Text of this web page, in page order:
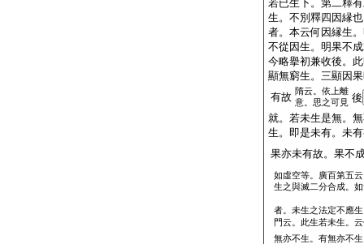
若已生下。第二釋
生。不別釋四因縁
者。本云何因縁生
不從因生。明果不
今略擧初兼收後。
顯無窮生。三顯因
有故 隋云。依上離
意。思之可見 後
就。若未生是無。
生。即是未有。未
果亦未有故。果不
如虛空等。廣百第五
生之與滅二分合成。
者。未生之法定不應
門云。此生若未生。
無亦不生。有無亦不